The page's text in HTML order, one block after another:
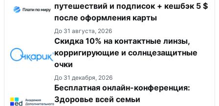
путешествий и подписок + кешбэк 5 $
после оформления карты
До 31 августа, 2026
Скидка 10% на контактные линзы,
корригирующие и солнцезащитные
очки
До 31 декабря, 2026
Бесплатная онлайн-конференция:
Здоровье всей семьи